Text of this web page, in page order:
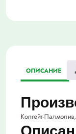
ОПИСАНИЕ
Колгейт-